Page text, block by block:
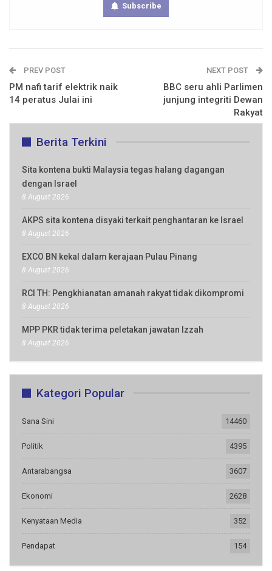
Subscribe
PREV POST
PM nafi tarif elektrik naik
14 peratus Julai ini
NEXT POST
BBC seru ahli Parlimen
junjung integriti Dewan
Rakyat
Berita Terkini
Sita kontena bukti Malaysia tegas halang dagangan
dengan Israel
8 August 2026
AKPS sita kontena disyaki terkait penghantaran ke Israel
8 August 2026
EXCO BN kekal dalam kerajaan Pulau Pinang
8 August 2026
RCI TH: Pengkhianatan amanah rakyat tidak dikompromi
8 August 2026
MPP PKR tidak terima peletakan jawatan Izzah
8 August 2026
Kategori Popular
Sana Sini 14460
Politik 4395
Antarabangsa 3607
Ekonomi 2628
Kenyataan Media 352
Pendapat 154